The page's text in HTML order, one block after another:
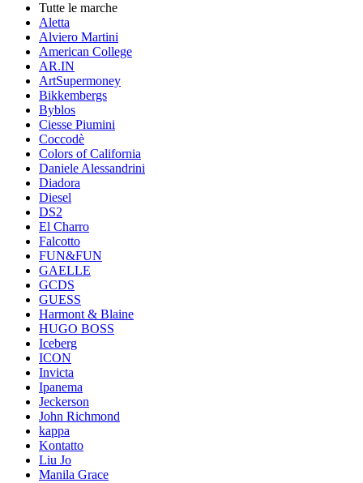
Tutte le marche
Aletta
Alviero Martini
American College
AR.IN
ArtSupermoney
Bikkembergs
Byblos
Ciesse Piumini
Coccodè
Colors of California
Daniele Alessandrini
Diadora
Diesel
DS2
El Charro
Falcotto
FUN&FUN
GAELLE
GCDS
GUESS
Harmont & Blaine
HUGO BOSS
Iceberg
ICON
Invicta
Ipanema
Jeckerson
John Richmond
kappa
Kontatto
Liu Jo
Manila Grace